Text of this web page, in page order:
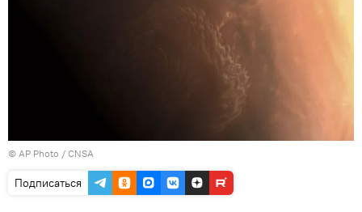
© AP Photo / CNSA
Подписаться